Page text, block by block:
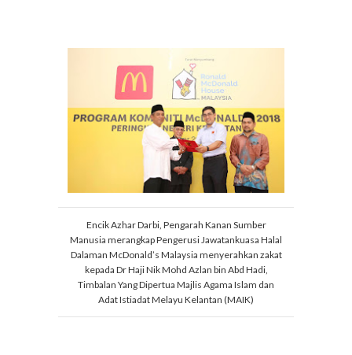
Encik Azhar Darbi, Pengarah Kanan Sumber
Manusia merangkap Pengerusi Jawatankuasa Halal
Dalaman McDonald’s Malaysia menyerahkan zakat
kepada Dr Haji Nik Mohd Azlan bin Abd Hadi,
Timbalan Yang Dipertua Majlis Agama Islam dan
Adat Istiadat Melayu Kelantan (MAIK)